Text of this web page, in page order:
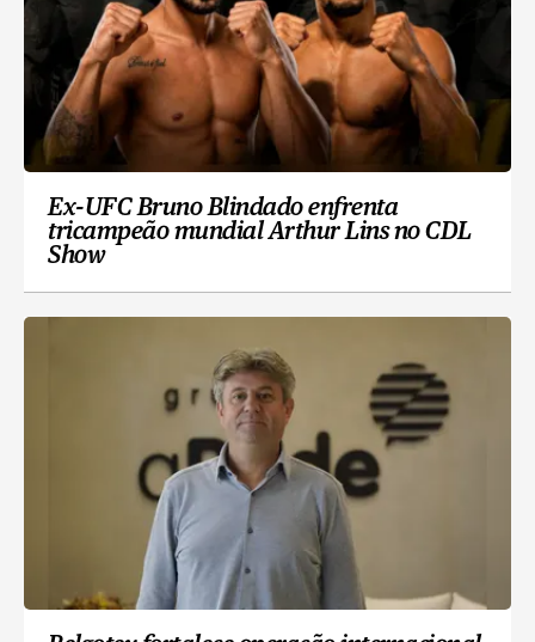
Ex-UFC Bruno Blindado enfrenta
tricampeão mundial Arthur Lins no CDL
Show